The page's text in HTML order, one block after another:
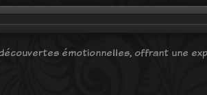
émotionnelles, offrant une